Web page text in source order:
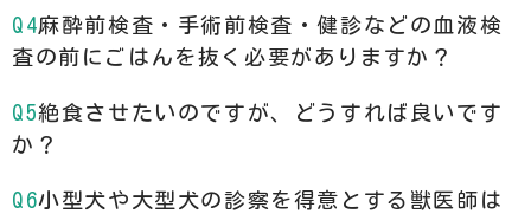
麻酔前検査・手術前検査・健診などの血液検
査の前にごはんを抜く必要がありますか？
絶食させたいのですが、どうすれば良いです
か？
小型犬や大型犬の診察を得意とする獣医師は